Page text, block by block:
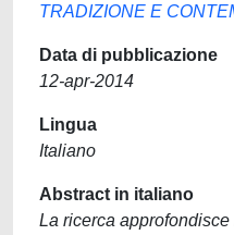
TRADIZIONE E
Data di pubblicazione
12-apr-2014
Lingua
Italiano
Abstract in italiano
La ricerca